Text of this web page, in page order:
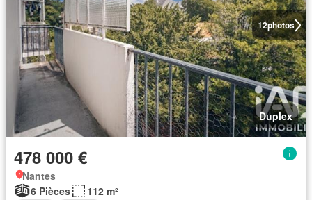
12photos
Duplex
478 000 €
Nantes
6 Pièces
112 m²